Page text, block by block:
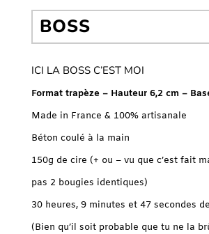
BOSS
ICI LA BOSS C’EST MOI
Format trapèze – Hauteur 6,2 cm –
Made in France & 100% artisanale
Béton coulé à la main
150g de cire (+ ou – vu que c’est fait
pas 2 bougies identiques)
30 heures, 9 minutes et 47 secondes
(Bien qu’il soit probable que tu ne la